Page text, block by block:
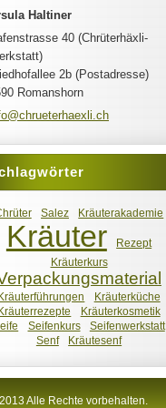
Haltiner
40 (Chrüterhäxli-
2b (Postadresse)
Romanshorn
ueterhaexli.ch
Salez Kräuterakademie
Kräuter
Rezept
Kräuterkurs
Kräuterküche
Kräuterkosmetik
Seifenkurs
Seifenwerkstatt
Senf
Kräutesenf
Alle Rechte vorbehalten.